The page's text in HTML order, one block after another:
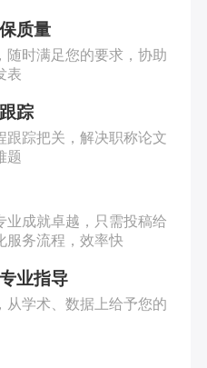
质量
随时满足您的要求，协助
表
踪
跟踪把关，解决职称论文
题
业成就卓越，只需投稿给
服务流程，效率快
业指导
从学术、数据上给予您的